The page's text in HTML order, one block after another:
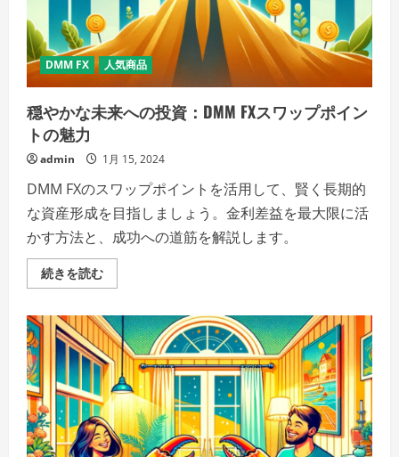
育
毛
へ
の
希
望
の
サ
イ
詳
細
ご
く
さ
DMM FX 人気商品
穏やかな未来への投資：DMM FXスワップポイン
トの魅力
admin 1月 15, 2024
DMM FXのスワップポイントを活用して、賢く長期的
な資産形成を目指しましょう。金利差益を最大限に活
かす方法と、成功への道筋を解説します。
続きを読む穏
や
未
来
へ
の
投
資：
DMM
FX
ス
ワ
ッ